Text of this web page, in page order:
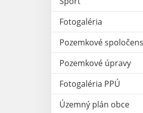
Fotogaléria
Pozemkové
Pozemkové úpravy
Fotogaléria PPÚ
Územný plán obce